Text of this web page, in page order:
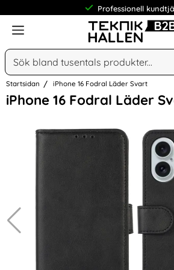
Professionell
Meny
Sök
Sök på
Startsidan iPhone 16 Fodral Läder Svart
iPhone 16 Fodral Läder
Hoppa